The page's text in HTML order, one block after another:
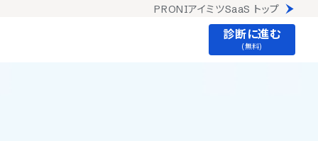
PRONIアイミツSaaS トップ
診断に進む
(無料)